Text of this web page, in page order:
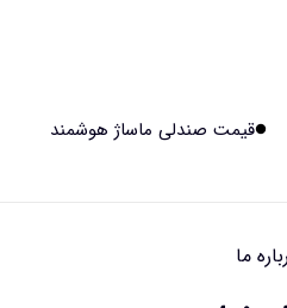
رسید
قیمت صندلی ماساژ هوشمند
ما